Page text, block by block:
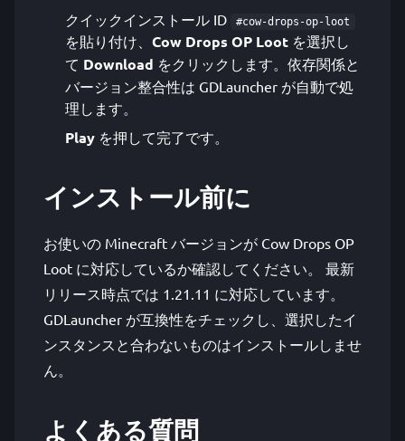
クイックインストール ID
#cow-drops-op-loot
を貼り付け、 Cow Drops OP Loot を選択し
て Download をクリックします。依存関係と
バージョン整合性は GDLauncher が自動で処
理します。
Play を押して完了です。
インストール前に
お使いの Minecraft バージョンが Cow Drops OP
Loot に対応しているか確認してください。 最新
リリース時点では 1.21.11 に対応しています。
GDLauncher が互換性をチェックし、選択したイ
ンスタンスと合わないものはインストールしませ
ん。
よくある質問